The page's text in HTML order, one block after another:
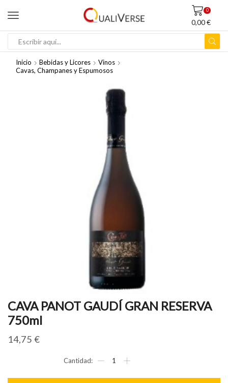
0
0,00€
BÚSQUEDA
Inicio Bebidas y Licores
Vinos
Cavas, Champanes y Espumosos
CAVA PANOT GAUDÍ GRAN RESERVA
750ml
14,75 €
PANOT